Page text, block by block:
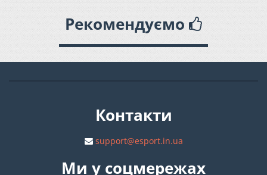
Рекомендуємо
Контакти
support@esport.in.ua
Ми у соцмережах